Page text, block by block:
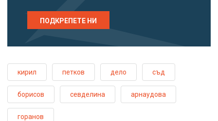
ПОДКРЕПЕТЕ НИ
кирил петков дело съд
борисов севделина арнаудова
горанов